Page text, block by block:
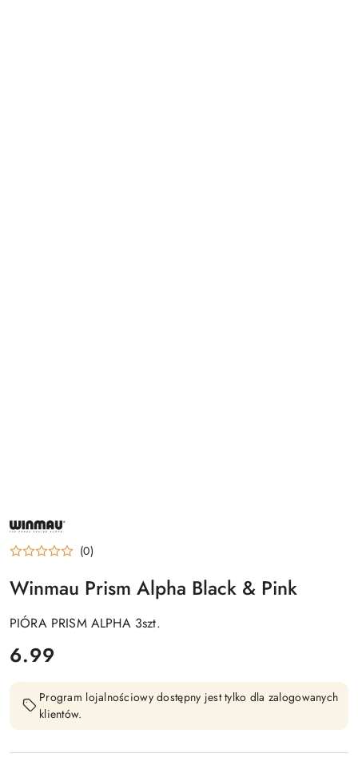
NAZWA
PRODUCENTA:
WINMAU (0)
Winmau Prism Alpha Black & Pink
PIÓRA PRISM ALPHA 3szt.
cena:
6.99
Program lojalnościowy dostępny jest tylko dla zalogowanych
klientów.